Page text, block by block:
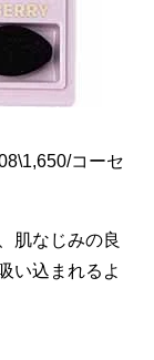
コーセ
肌なじみの良
い込まれるよ